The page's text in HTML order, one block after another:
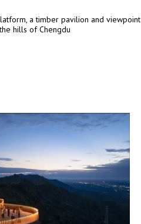
a timber pavilion and viewpoint
hills of Chengdu